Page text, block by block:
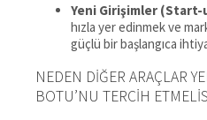
Yeni Girişimler (Start-
hızla yer edinmek ve
güçlü bir başlangıca
NEDEN DIĞER ARAÇLAR
BOTU’NU TERCIH